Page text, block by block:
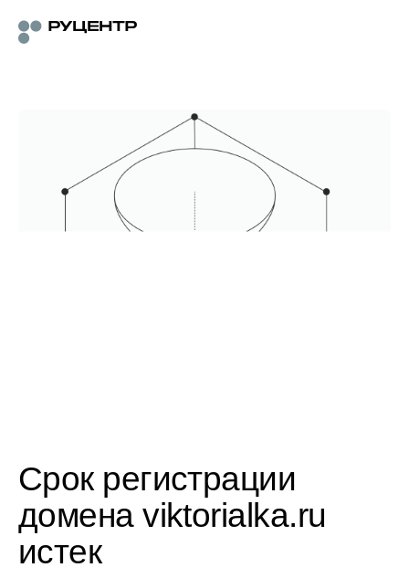
Срок регистрации
домена viktorialka.ru
истек